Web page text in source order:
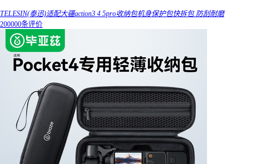
TELESIN(泰迅)适配大疆action3 4 5pro收纳包机身保护包快拆包 防刮耐磨
200000条评价